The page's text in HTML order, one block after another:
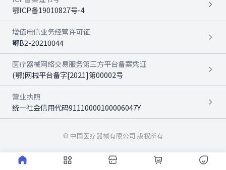
鄂ICP备19010827号-4
增值电信业务经营许可证
鄂B2-20210044
医疗器械网络交易服务第三方平台备案凭证
(鄂)网械平台备字[2021]第00002号
营业执照
统一社会信用代码91110000100006047Y
© 中国医疗器械有限公司 版权所有